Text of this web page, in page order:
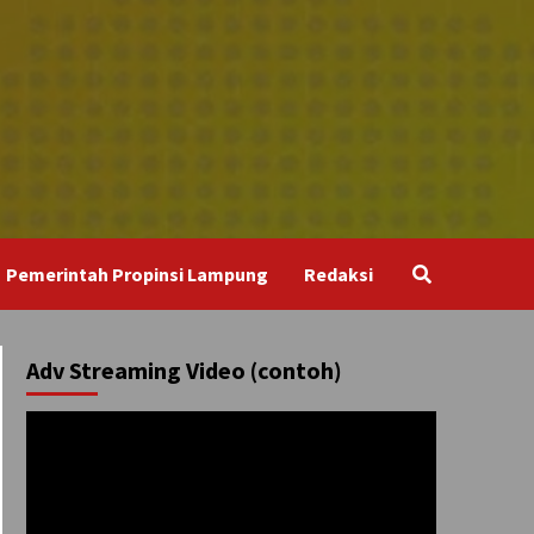
Pemerintah Propinsi Lampung Redaksi
Adv Streaming Video (contoh)